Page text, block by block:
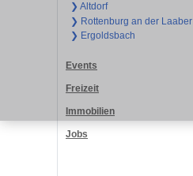
❯ Altdorf
❯ Rottenburg an der Laaber
❯ Ergoldsbach
Events
Freizeit
Immobilien
Jobs